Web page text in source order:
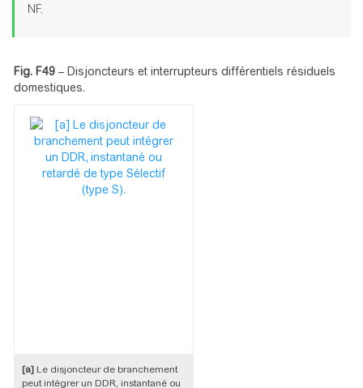
NF.
Fig. F49 – Disjoncteurs et interrupteurs différentiels résiduels
domestiques.
[a] Le disjoncteur de branchement
peut intégrer un DDR, instantané ou